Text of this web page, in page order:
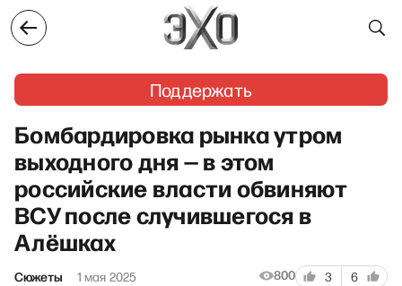
Поддержать
Бомбардировка рынка утром
выходного дня — в этом
российские власти обвиняют
ВСУ после случившегося в
Алёшках
Сюжеты 1 мая 2025 800 3 6